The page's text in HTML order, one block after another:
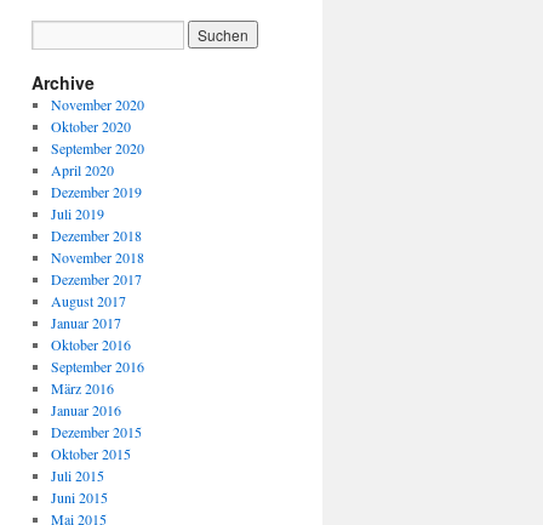
Archive
November 2020
Oktober 2020
September 2020
April 2020
Dezember 2019
Juli 2019
Dezember 2018
November 2018
Dezember 2017
August 2017
Januar 2017
Oktober 2016
September 2016
März 2016
Januar 2016
Dezember 2015
Oktober 2015
Juli 2015
Juni 2015
Mai 2015